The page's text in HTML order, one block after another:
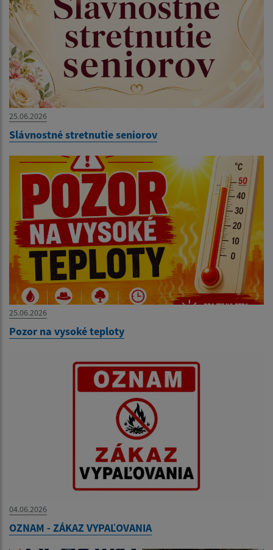
25.06.2026
Slávnostné stretnutie seniorov
25.06.2026
Pozor na vysoké teploty
04.06.2026
OZNAM - ZÁKAZ VYPAĽOVANIA